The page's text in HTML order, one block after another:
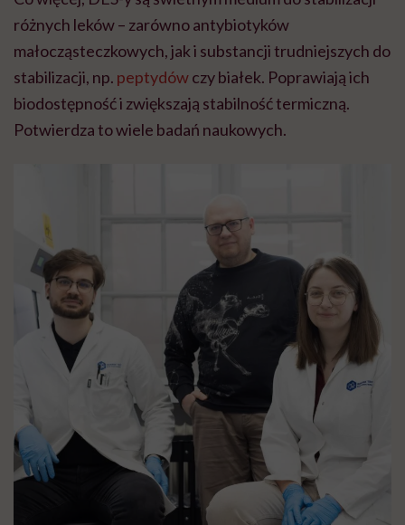
różnych leków – zarówno antybiotyków
małocząsteczkowych, jak i substancji trudniejszych do
stabilizacji, np. peptydówczy białek. Poprawiają ich
biodostępność i zwiększają stabilność termiczną.
Potwierdza to wiele badań naukowych.